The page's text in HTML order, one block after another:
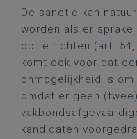
De sanctie kan
worden als er sprake
op te richten (art. 54,
komt ook voor dat
onmogelijkheid is
omdat er geen (twee)
kandidaten